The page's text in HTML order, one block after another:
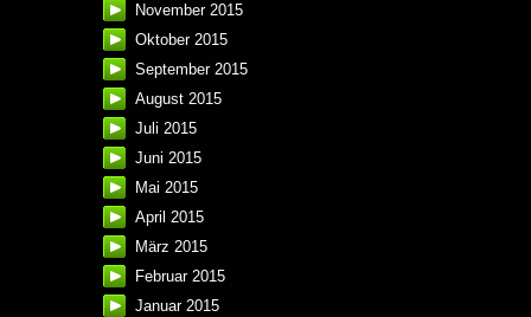
November 2015
Oktober 2015
September 2015
August 2015
Juli 2015
Juni 2015
Mai 2015
April 2015
März 2015
Februar 2015
Januar 2015